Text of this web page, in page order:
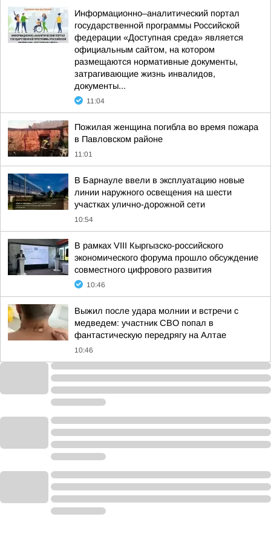
Информационно–аналитический портал
государственной программы Российской
федерации «Доступная среда» является
официальным сайтом, на котором
размещаются нормативные документы,
затрагивающие жизнь инвалидов,
документы...
11:04
Пожилая женщина погибла во время пожара
в Павловском районе
11:01
В Барнауле ввели в эксплуатацию новые
линии наружного освещения на шести
участках улично-дорожной сети
10:54
В рамках VIII Кыргызско-российского
экономического форума прошло обсуждение
совместного цифрового развития
10:46
Выжил после удара молнии и встречи с
медведем: участник СВО попал в
фантастическую передрягу на Алтае
10:46